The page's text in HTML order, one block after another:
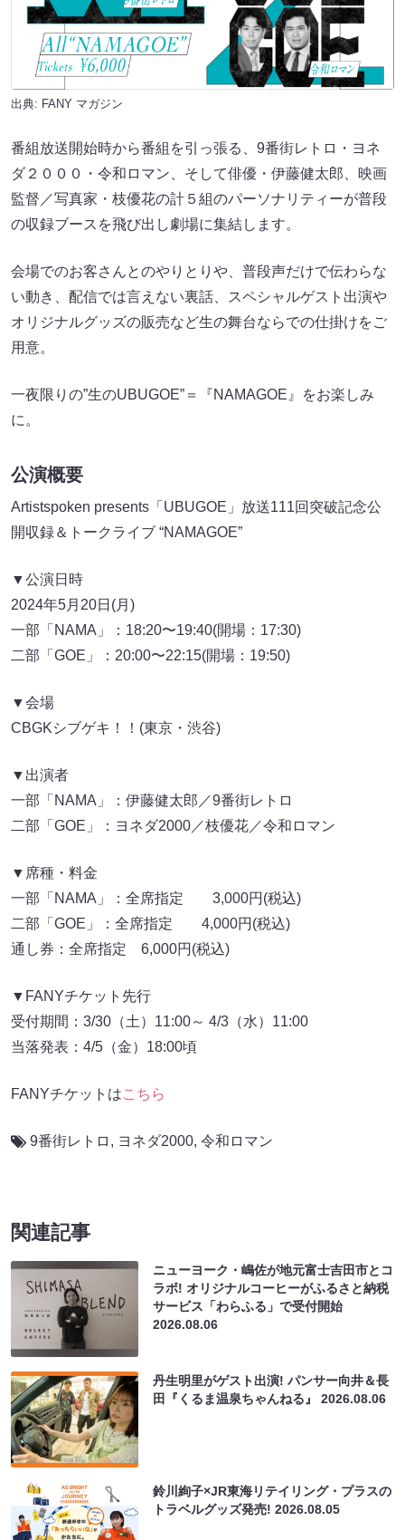
出典: FANY マガジン
番組放送開始時から番組を引っ張る、9番街レトロ・ヨネ
ダ２０００・令和ロマン、そして俳優・伊藤健太郎、映画
監督／写真家・枝優花の計５組のパーソナリティーが普段
の収録ブースを飛び出し劇場に集結します。
会場でのお客さんとのやりとりや、普段声だけで伝わらな
い動き、配信では言えない裏話、スペシャルゲスト出演や
オリジナルグッズの販売など生の舞台ならでの仕掛けをご
用意。
一夜限りの”生のUBUGOE”＝『NAMAGOE』をお楽しみ
に。
公演概要
Artistspoken presents「UBUGOE」放送111回突破記念公
開収録＆トークライブ “NAMAGOE”
▼公演日時
2024年5月20日(月)
一部「NAMA」：18:20〜19:40(開場：17:30)
二部「GOE」：20:00〜22:15(開場：19:50)
▼会場
CBGKシブゲキ！！(東京・渋谷)
▼出演者
一部「NAMA」：伊藤健太郎／9番街レトロ
二部「GOE」：ヨネダ2000／枝優花／令和ロマン
▼席種・料金
一部「NAMA」：全席指定 3,000円(税込)
二部「GOE」：全席指定 4,000円(税込)
通し券：全席指定 6,000円(税込)
▼FANYチケット先行
受付期間：3/30（土）11:00～ 4/3（水）11:00
当落発表：4/5（金）18:00頃
FANYチケットはこちら
9番街レトロ , ヨネダ2000, 令和ロマン
関連記事
ニューヨーク・嶋佐が地元富士吉田市とコ
ラボ! オリジナルコーヒーがふるさと納税
サービス「わらふる」で受付開始
2026.08.06
丹生明里がゲスト出演! パンサー向井＆長
田『くるま温泉ちゃんねる』2026.08.06
鈴川絢子×JR東海リテイリング・プラスの
トラベルグッズ発売!2026.08.05